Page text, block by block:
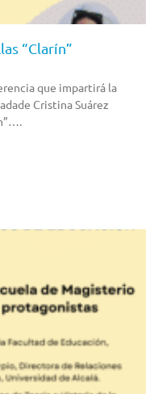
“Clarín”
que impartirá la
Cristina Suárez